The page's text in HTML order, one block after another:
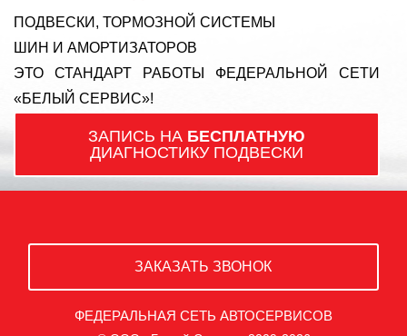
ПОДВЕСКИ, ТОРМОЗНОЙ СИСТЕМЫ
ШИН И АМОРТИЗАТОРОВ
ЭТО СТАНДАРТ РАБОТЫ ФЕДЕРАЛЬНОЙ СЕТИ
«БЕЛЫЙ СЕРВИС»!
ЗАПИСЬ НА БЕСПЛАТНУЮ
ДИАГНОСТИКУ ПОДВЕСКИ
ЗАКАЗАТЬ ЗВОНОК
ФЕДЕРАЛЬНАЯ СЕТЬ АВТОСЕРВИСОВ